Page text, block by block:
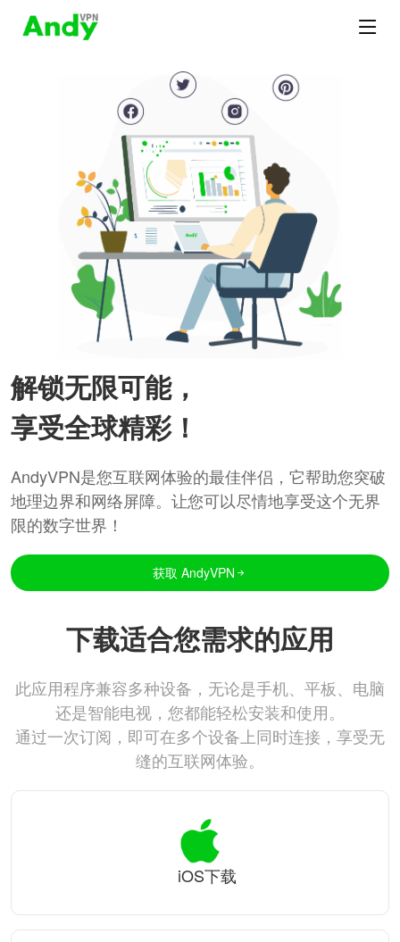
解锁无限可能，
享受全球精彩！
AndyVPN是您互联网体验的最佳伴侣，它帮助您突破
地理边界和网络屏障。让您可以尽情地享受这个无界
限的数字世界！
获取 AndyVPN
下载适合您需求的应用
此应用程序兼容多种设备，无论是手机、平板、电脑
还是智能电视，您都能轻松安装和使用。
通过一次订阅，即可在多个设备上同时连接，享受无
缝的互联网体验。
iOS下载